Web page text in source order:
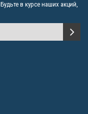
Будьте в курсе наших акций,